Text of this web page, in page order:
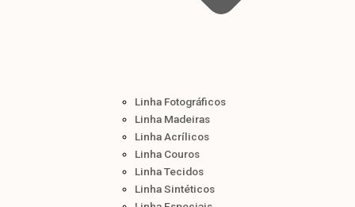
Linha Fotográficos
Linha Madeiras
Linha Acrílicos
Linha Couros
Linha Tecidos
Linha Sintéticos